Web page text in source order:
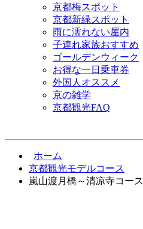
京都梅スポット
京都新緑スポット
雨に濡れない屋内
子連れ家族おすすめ
ゴールデンウィーク
お得な一日乗車券
外国人オススメ
京の雑学
京都観光FAQ
ホーム
京都観光モデルコース
嵐山渡月橋～清凉寺コース